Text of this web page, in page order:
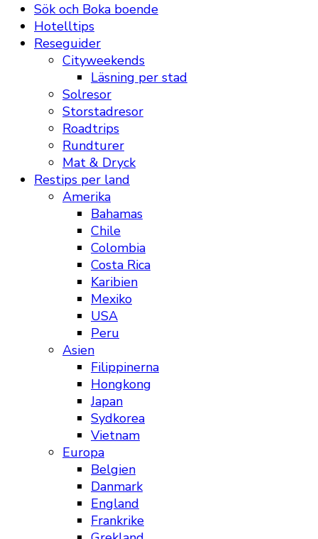
Sök och Boka boende
Hotelltips
Reseguider
Cityweekends
Läsning per stad
Solresor
Storstadresor
Roadtrips
Rundturer
Mat & Dryck
Restips per land
Amerika
Bahamas
Chile
Colombia
Costa Rica
Karibien
Mexiko
USA
Peru
Asien
Filippinerna
Hongkong
Japan
Sydkorea
Vietnam
Europa
Belgien
Danmark
England
Frankrike